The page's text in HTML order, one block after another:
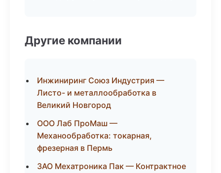
Другие компании
Инжиниринг Союз Индустрия —
Листо- и металлообработка в
Великий Новгород
ООО Лаб ПроМаш —
Механообработка: токарная,
фрезерная в Пермь
ЗАО Мехатроника Пак — Контрактное